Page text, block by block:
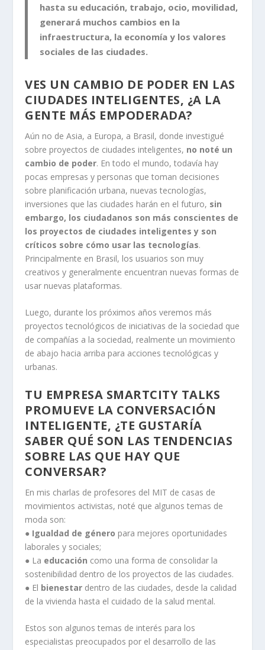
hasta su educación, trabajo, ocio, movilidad,
generará muchos cambios en la
infraestructura, la economía y los valores
sociales de las ciudades.
VES UN CAMBIO DE PODER EN LAS
CIUDADES INTELIGENTES, ¿A LA
GENTE MÁS EMPODERADA?
Aún no de Asia, a Europa, a Brasil, donde investigué
sobre proyectos de ciudades inteligentes, no noté un
cambio de poder. En todo el mundo, todavía hay
pocas empresas y personas que toman decisiones
sobre planificación urbana, nuevas tecnologías,
inversiones que las ciudades harán en el futuro, sin
embargo, los ciudadanos son más conscientes de
los proyectos de ciudades inteligentes y son
críticos sobre cómo usar las tecnologías.
Principalmente en Brasil, los usuarios son muy
creativos y generalmente encuentran nuevas formas de
usar nuevas plataformas.
Luego, durante los próximos años veremos más
proyectos tecnológicos de iniciativas de la sociedad que
de compañías a la sociedad, realmente un movimiento
de abajo hacia arriba para acciones tecnológicas y
urbanas.
TU EMPRESA SMARTCITY TALKS
PROMUEVE LA CONVERSACIÓN
INTELIGENTE, ¿TE GUSTARÍA
SABER QUÉ SON LAS TENDENCIAS
SOBRE LAS QUE HAY QUE
CONVERSAR?
En mis charlas de profesores del MIT de casas de
movimientos activistas, noté que algunos temas de
moda son:
● Igualdad de género para mejores oportunidades
laborales y sociales;
● La educación como una forma de consolidar la
sostenibilidad dentro de los proyectos de las ciudades.
● El bienestar dentro de las ciudades, desde la calidad
de la vivienda hasta el cuidado de la salud mental.
Estos son algunos temas de interés para los
especialistas preocupados por el desarrollo de las